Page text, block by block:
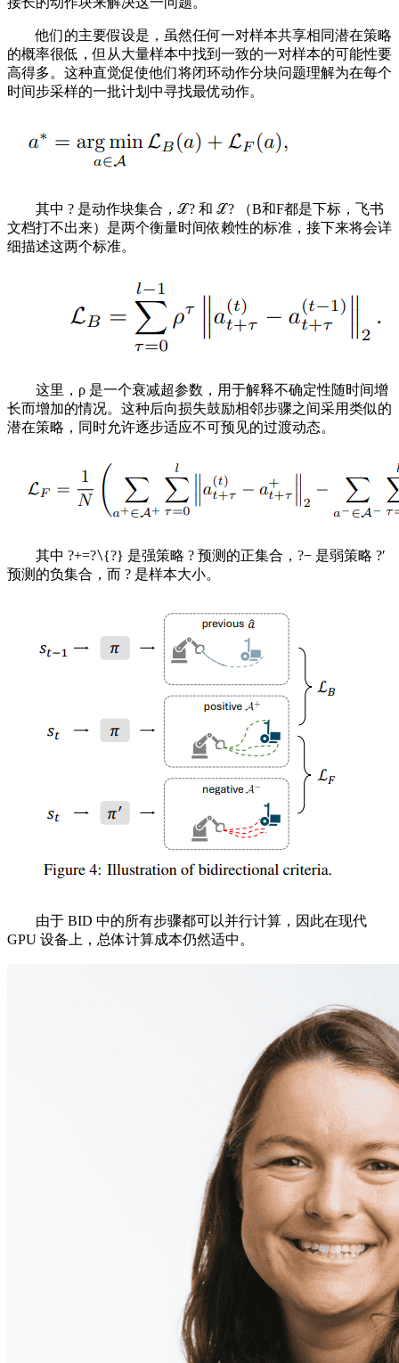
他们的主要假设是，虽然任何一对样本共享相同潜在策略
的概率很低，但从大量样本中找到一致的一对样本的可能性要
高得多。这种直觉促使他们将闭环动作分块问题理解为在每个
时间步采样的一批计划中寻找最优动作。
其中 ? 是动作块集合，ℒ? 和 ℒ? （B和F都是下标，飞书
文档打不出来）是两个衡量时间依赖性的标准，接下来将会详
细描述这两个标准。
这里，ρ 是一个衰减超参数，用于解释不确定性随时间增
长而增加的情况。这种后向损失鼓励相邻步骤之间采用类似的
潜在策略，同时允许逐步适应不可预见的过渡动态。
其中 ?+=?∖{?} 是强策略 ? 预测的正集合，?− 是弱策略 ?′
预测的负集合，而 ? 是样本大小。
由于 BID 中的所有步骤都可以并行计算，因此在现代
GPU 设备上，总体计算成本仍然适中。